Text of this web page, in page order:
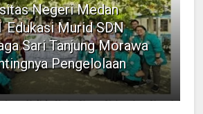
Negeri Medan
Edukasi Murid SDN
Sari Tanjung Morawa
Pengelolaan